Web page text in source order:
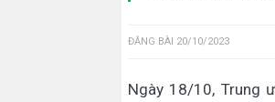
ĐĂNG BÀI 20/10/2023
Ngày 18/10, Trung